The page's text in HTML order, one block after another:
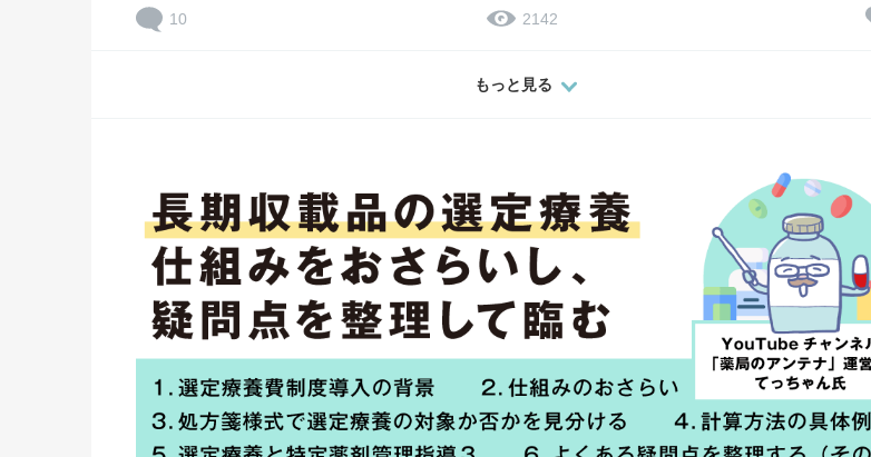
10 2142
もっと見る